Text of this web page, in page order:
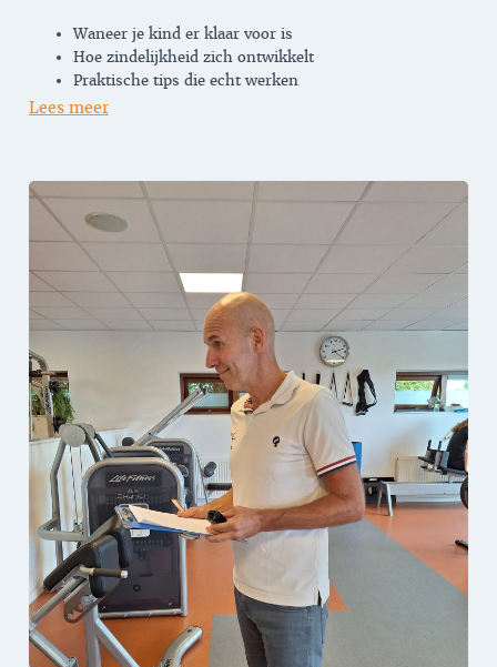
Waneer je kind er klaar voor is
Hoe zindelijkheid zich ontwikkelt
Praktische tips die echt werken
Lees meer